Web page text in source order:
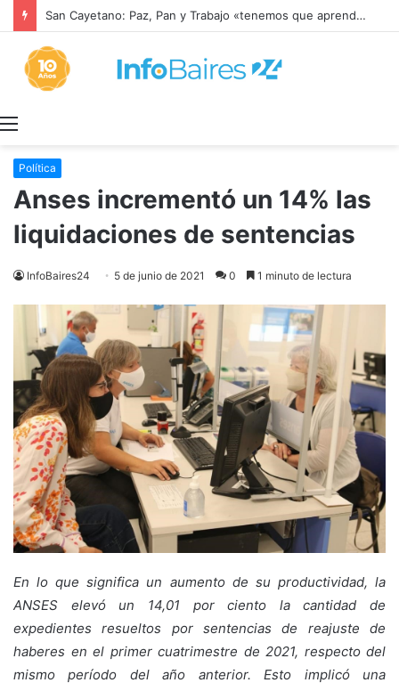
San Cayetano: Paz, Pan y Trabajo «tenemos que aprender a dialogar y a tratarnos bien» Mons. García Cuerva
Política
Anses incrementó un 14% las
liquidaciones de sentencias
InfoBaires24 5 de junio de 2021 0 1 minuto de lectura
En lo que significa un aumento de su productividad, la
ANSES elevó un 14,01 por ciento la cantidad de
expedientes resueltos por sentencias de reajuste de
haberes en el primer cuatrimestre de 2021, respecto del
mismo período del año anterior. Esto implicó una